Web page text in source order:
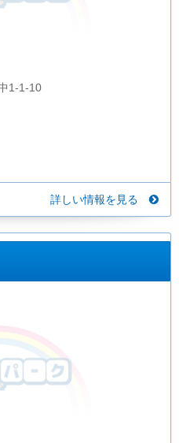
1-1-10
詳しい情報を見る